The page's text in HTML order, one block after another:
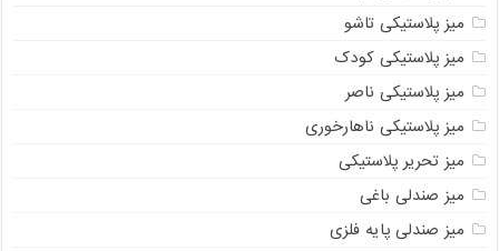
میز پلاستیکی تاشو
میز پلاستیکی کودک
میز پلاستیکی ناصر
میز پلاستیکی ناهارخوری
میز تحریر پلاستیکی
میز صندلی باغی
میز صندلی پایه فلزی